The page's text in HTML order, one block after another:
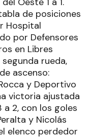
de posiciones
Hospital
por Defensores
en Libres
rueda,
ascenso:
y Deportivo
victoria ajustada
a 2, con los goles
y Nicolás
elenco perdedor